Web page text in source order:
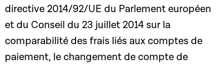
directive 2014/92/UE du Parlement européen
et du Conseil du 23 juillet 2014 sur la
comparabilité des frais liés aux comptes de
paiement, le changement de compte de